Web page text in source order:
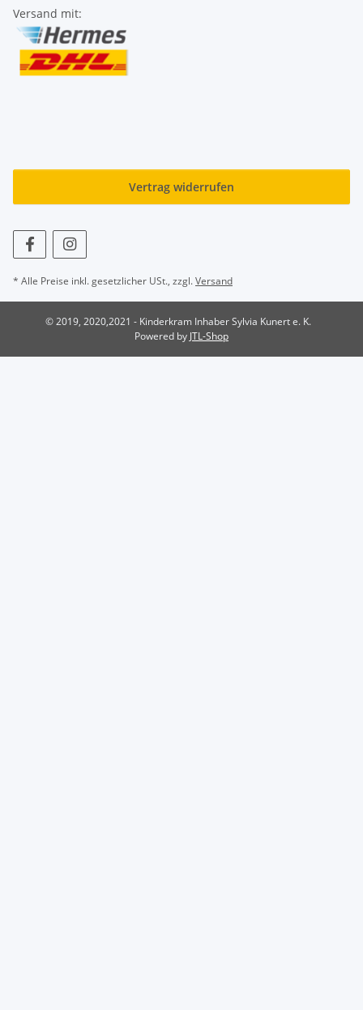
Versand mit:
Vertrag widerrufen
* Alle Preise inkl. gesetzlicher USt., zzgl.Versand
© 2019, 2020,2021 - Kinderkram Inhaber Sylvia Kunert e. K.
Powered by JTL-Shop